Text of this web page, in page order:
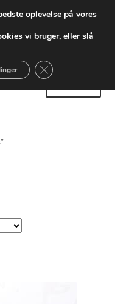
55 kr.
forsendelse
oplevelse på vores
vi bruger, eller slå
Close GDPR